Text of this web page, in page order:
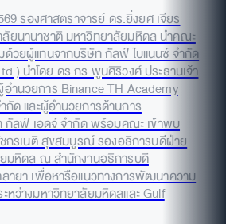
รองศาสตราจารย์ ดร.ยิ่งยศ เจียร
นานาชาติ มหาวิทยาลัยมหิดล นำคณะ
วยผู้แทนจากบริษัท กัลฟ์ ไบแนนซ์ จำกัด
นำโดย ดร.กร พูนศิริวงศ์ ประธานเจ้า
ำนวยการ Binance TH Academy
ด และผู้อำนวยการด้านการ
กัลฟ์ เอดจ์ จำกัด พร้อมคณะ เข้าพบ
กรเนติ สุขสมบูรณ์ รองอธิการบดีฝ่าย
มหิดล ณ สำนักงานอธิการบดี
ายา เพื่อหารือแนวทางการพัฒนาความ
หว่างมหาวิทยาลัยมหิดลและ Gulf